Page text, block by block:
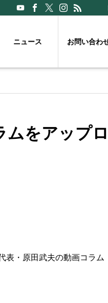
ニュース お問い合わ
ムをアップ
表・原田武夫の動画コラム